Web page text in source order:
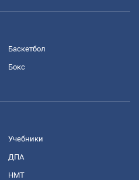
Баскетбол
Бокс
Учебники
ДПА
НМТ